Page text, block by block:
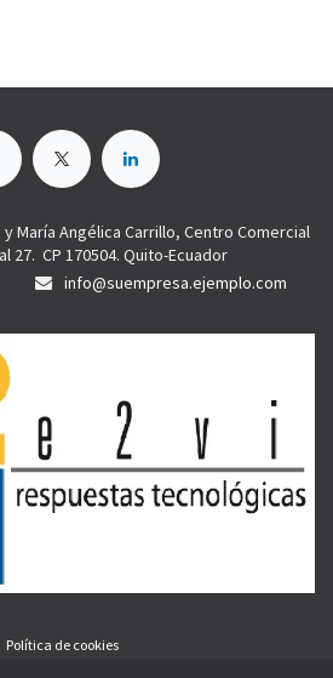
María Angélica Carrillo, Centro Comercial
27. CP 170504. Quito-Ecuador
info@suempresa.ejemplo.com
Política de cookies